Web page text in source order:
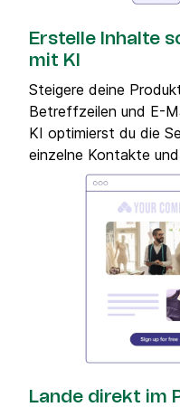
Erstelle Inhalte
mit KI
Steigere deine
Betreffzeilen und E-
KI optimierst du die
einzelne Kontakte
Lande direkt im